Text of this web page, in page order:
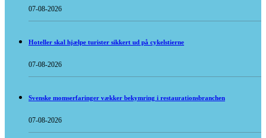
07-08-2026
Hoteller skal hjælpe turister sikkert ud på cykelstierne
07-08-2026
Svenske momserfaringer vækker bekymring i restaurationsbranchen
07-08-2026